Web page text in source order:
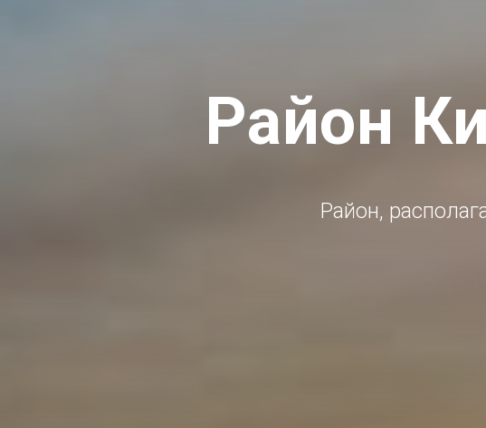
Район
Район,